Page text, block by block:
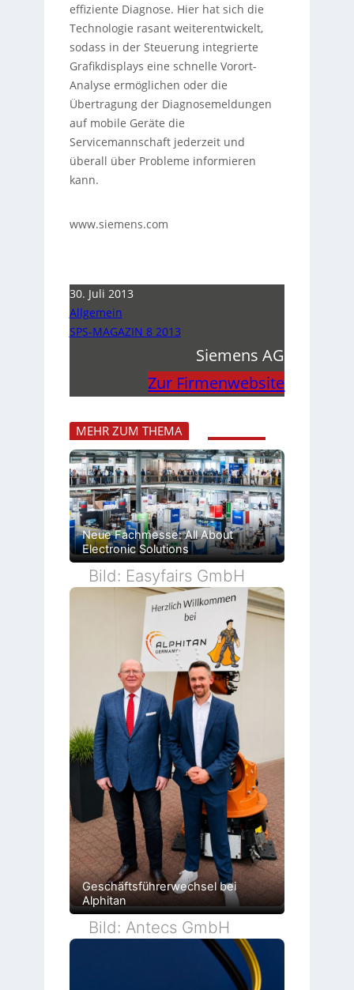
effiziente Diagnose. Hier hat sich die
Technologie rasant weiterentwickelt,
sodass in der Steuerung integrierte
Grafikdisplays eine schnelle Vorort-
Analyse ermöglichen oder die
Übertragung der Diagnosemeldungen
auf mobile Geräte die
Servicemannschaft jederzeit und
überall über Probleme informieren
kann.
www.siemens.com
30. Juli 2013
Allgemein
SPS-MAGAZIN 8 2013
Siemens AG
Zur Firmenwebsite
MEHR ZUM THEMA
Neue Fachmesse: All About
Electronic Solutions
Bild: Easyfairs GmbH
Geschäftsführerwechsel bei
Alphitan
Bild: Antecs GmbH